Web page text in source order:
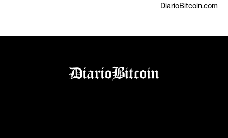
DiarioBitcoin.com